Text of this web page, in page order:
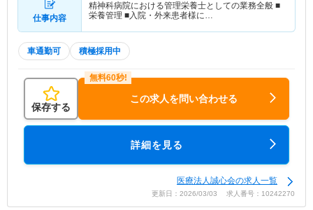
仕事内容
精神科病院における管理栄養士としての業務全般 ■
栄養管理 ■入院・外来患者様に…
車通勤可 積極採用中
保存する
この求人を問い合わせる
詳細を見る
医療法人誠心会の求人一覧
更新日：2026/03/03 求人番号：10242270